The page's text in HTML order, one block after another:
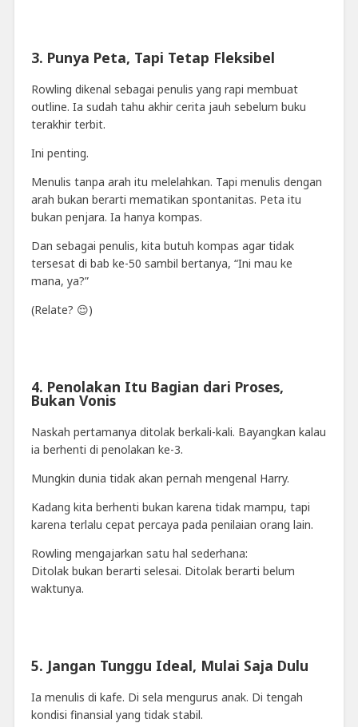
3. Punya Peta, Tapi Tetap Fleksibel
Rowling dikenal sebagai penulis yang rapi membuat
outline. Ia sudah tahu akhir cerita jauh sebelum buku
terakhir terbit.
Ini penting.
Menulis tanpa arah itu melelahkan. Tapi menulis dengan
arah bukan berarti mematikan spontanitas. Peta itu
bukan penjara. Ia hanya kompas.
Dan sebagai penulis, kita butuh kompas agar tidak
tersesat di bab ke-50 sambil bertanya, “Ini mau ke
mana, ya?”
(Relate? 😌)
4. Penolakan Itu Bagian dari Proses,
Bukan Vonis
Naskah pertamanya ditolak berkali-kali. Bayangkan kalau
ia berhenti di penolakan ke-3.
Mungkin dunia tidak akan pernah mengenal Harry.
Kadang kita berhenti bukan karena tidak mampu, tapi
karena terlalu cepat percaya pada penilaian orang lain.
Rowling mengajarkan satu hal sederhana:
Ditolak bukan berarti selesai. Ditolak berarti belum
waktunya.
5. Jangan Tunggu Ideal, Mulai Saja Dulu
Ia menulis di kafe. Di sela mengurus anak. Di tengah
kondisi finansial yang tidak stabil.